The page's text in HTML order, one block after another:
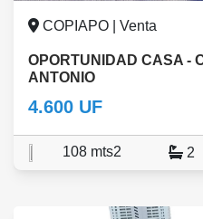
COPIAPO | Venta
OPORTUNIDAD CASA -
ANTONIO
4.600 UF
108 mts2 2